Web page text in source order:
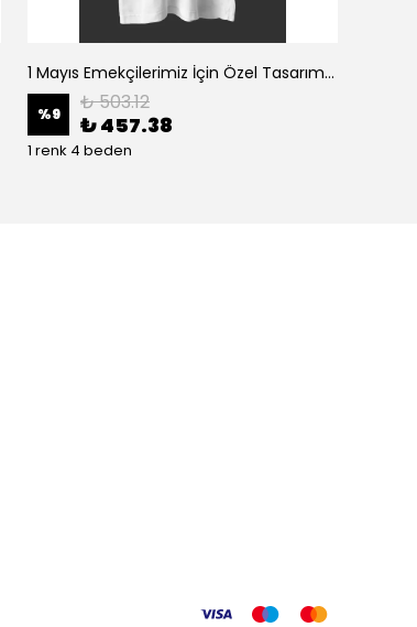
1 Mayıs Emekçilerimiz İçin Özel Tasarım 1 Mayıs Baskılı T-shirt - Beyaz
%9 ₺ 503.12
₺ 457.38
1 renk 4 beden